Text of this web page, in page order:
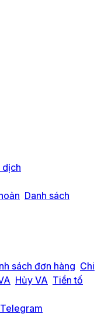
dịch
Danh sách
sách đơn hàng Chi
Hủy VA Tiền tố
Telegram